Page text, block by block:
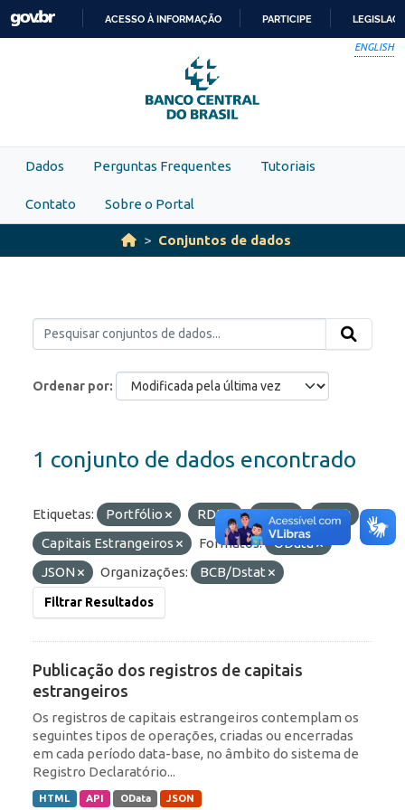
Skip to main content
PARA
O
CONTEÚDO
ACESSO À INFORMAÇÃO PARTICIPE
ENGLISH
Dados Perguntas Frequentes Tutoriais
Contato Sobre o Portal
Conjuntos de dados
Ordenar por
1 conjunto de dados encontrado
Etiquetas: Portfólio RDE ROF
IED
Capitais Estrangeiros
Formatos:
OData
JSON
Organizações: BCB/Dstat
Filtrar Resultados
Publicação dos registros de capitais
estrangeiros
Os registros de capitais estrangeiros contemplam os
seguintes tipos de operações, criadas ou encerradas
em cada período data-base, no âmbito do sistema de
Registro Declaratório...
HTML API OData JSON